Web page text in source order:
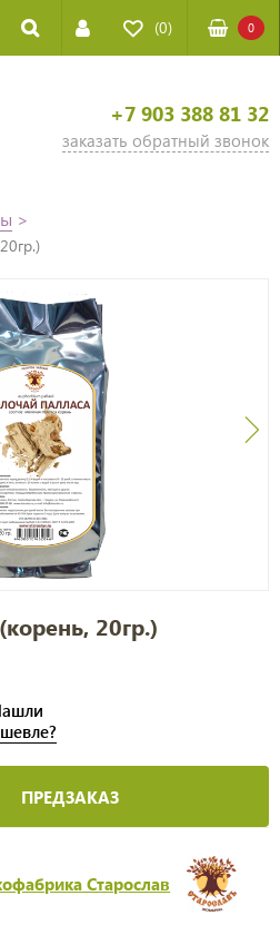
(0) 0
+7 903 388 81 32
заказать обратный звонок
>
20гр.)
ПРЕДЗАКАЗ
Старослав